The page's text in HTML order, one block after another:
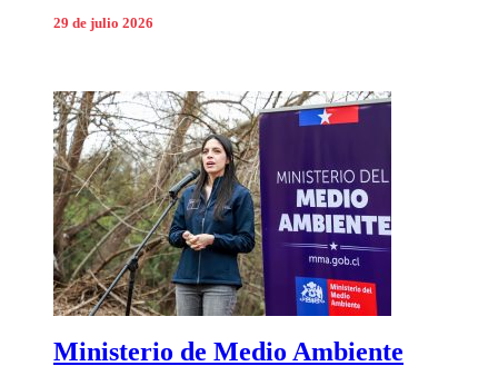
29 de julio 2026
Ministerio de Medio Ambiente